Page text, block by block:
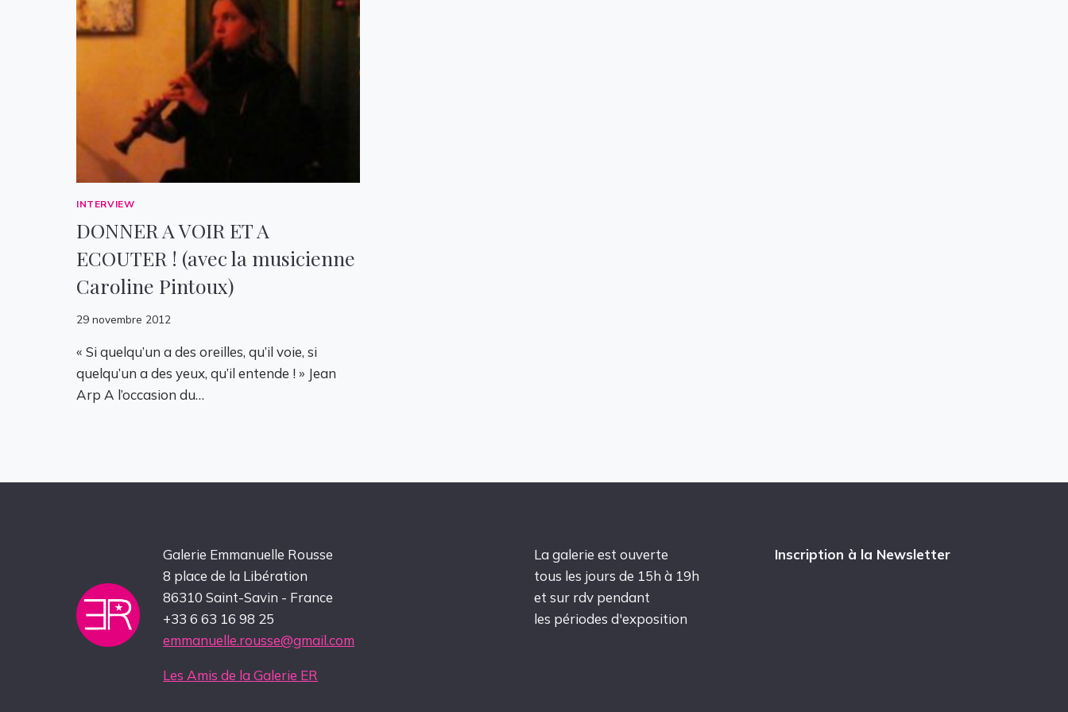
INTERVIEW
DONNER A VOIR ET A
ECOUTER ! (avec la musicienne
Caroline Pintoux)
29 novembre 2012
« Si quelqu’un a des oreilles, qu’il voie, si
quelqu’un a des yeux, qu’il entende ! » Jean
Arp A l’occasion du…
Galerie Emmanuelle Rousse
8 place de la Libération
86310 Saint-Savin - France
+33 6 63 16 98 25
emmanuelle.rousse@gmail.com
Les Amis de la Galerie ER
La galerie est ouverte
tous les jours de 15h à 19h
et sur rdv pendant
les périodes d'exposition
Inscription à la Newsletter